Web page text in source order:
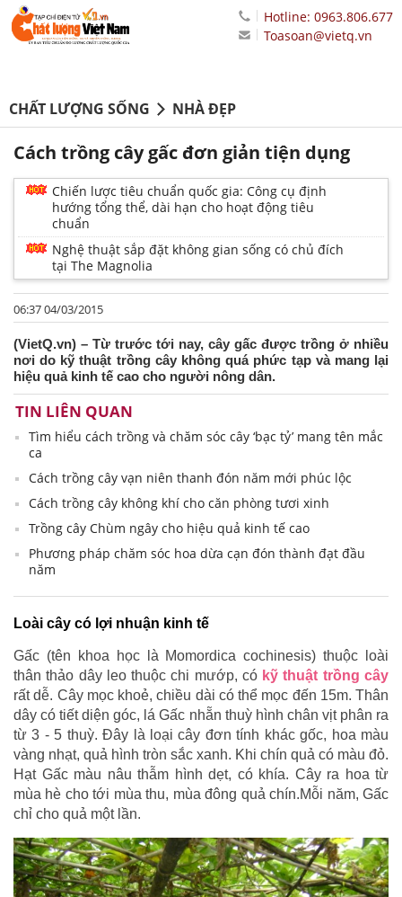
Hotline: 0963.806.677
Toasoan@vietq.vn
CHẤT LƯỢNG SỐNG NHÀ ĐẸP
Cách trồng cây gấc đơn giản tiện dụng
Chiến lược tiêu chuẩn quốc gia: Công cụ định
hướng tổng thể, dài hạn cho hoạt động tiêu
chuẩn
Nghệ thuật sắp đặt không gian sống có chủ đích
tại The Magnolia
06:37 04/03/2015
(VietQ.vn) – Từ trước tới nay, cây gấc được trồng ở nhiều
nơi do kỹ thuật trồng cây không quá phức tạp và mang lại
hiệu quả kinh tế cao cho người nông dân.
TIN LIÊN QUAN
Tìm hiểu cách trồng và chăm sóc cây ‘bạc tỷ’ mang tên mắc
ca
Cách trồng cây vạn niên thanh đón năm mới phúc lộc
Cách trồng cây không khí cho căn phòng tươi xinh
Trồng cây Chùm ngây cho hiệu quả kinh tế cao
Phương pháp chăm sóc hoa dừa cạn đón thành đạt đầu
năm
Loài cây có lợi nhuận kinh tế
Gấc (tên khoa học là Momordica cochinesis) thuộc loài
thân thảo dây leo thuộc chi mướp, có kỹ thuật trồng cây
rất dễ. Cây mọc khoẻ, chiều dài có thể mọc đến 15m. Thân
dây có tiết diện góc, lá Gấc nhẵn thuỳ hình chân vịt phân ra
từ 3 - 5 thuỳ. Đây là loại cây đơn tính khác gốc, hoa màu
vàng nhạt, quả hình tròn sắc xanh. Khi chín quả có màu đỏ.
Hạt Gấc màu nâu thẫm hình dẹt, có khía. Cây ra hoa từ
mùa hè cho tới mùa thu, mùa đông quả chín.Mỗi năm, Gấc
chỉ cho quả một lần.